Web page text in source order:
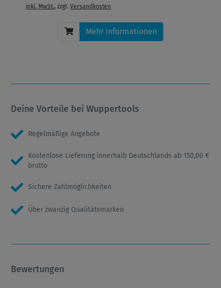
inkl. MwSt., zzgl.Versandkosten
Mehr Informationen
Deine Vorteile bei Wuppertools
Regelmäßige Angebote
Kostenlose Lieferung innerhalb Deutschlands ab 150,00 €
brutto
Sichere Zahlmöglichkeiten
Über zwanzig Qualitätsmarken
Bewertungen